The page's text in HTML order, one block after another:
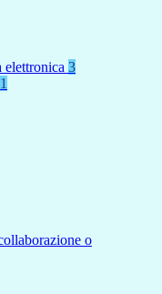
elettronica 3
o